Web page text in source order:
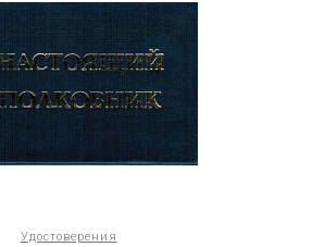
Удостоверения